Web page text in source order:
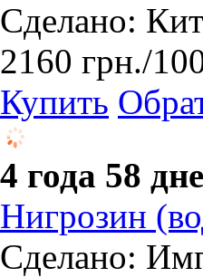
Сделано:
2160 грн./
Купить
4 года 58
Нигрозин
Сделано: